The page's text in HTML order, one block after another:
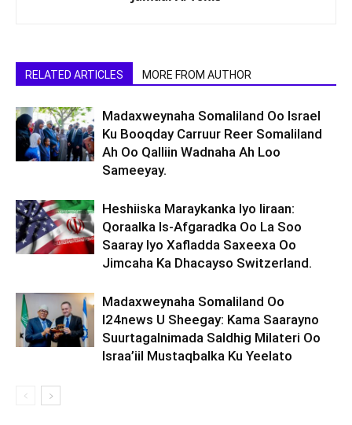
RELATED ARTICLES MORE FROM AUTHOR
Madaxweynaha Somaliland Oo Israel
Ku Booqday Carruur Reer Somaliland
Ah Oo Qalliin Wadnaha Ah Loo
Sameeyay.
Heshiiska Maraykanka Iyo Iiraan:
Qoraalka Is-Afgaradka Oo La Soo
Saaray Iyo Xafladda Saxeexa Oo
Jimcaha Ka Dhacayso Switzerland.
Madaxweynaha Somaliland Oo
I24news U Sheegay: Kama Saarayno
Suurtagalnimada Saldhig Milateri Oo
Israa’iil Mustaqbalka Ku Yeelato